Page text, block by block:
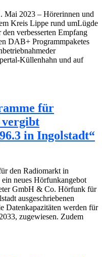
Mai 2023 – Hörerinnen und
Kreis Lippe rund umLügde
verbesserten Empfang
DAB+ Programmpaketes
Küllenhahn und auf
für
vergibt
in Ingolstadt“
den Radiomarkt in
neues Hörfunkangebot
GmbH & Co. Hörfunk für
ausgeschriebenen
Datenkapazitäten werden für
zugewiesen. Zudem